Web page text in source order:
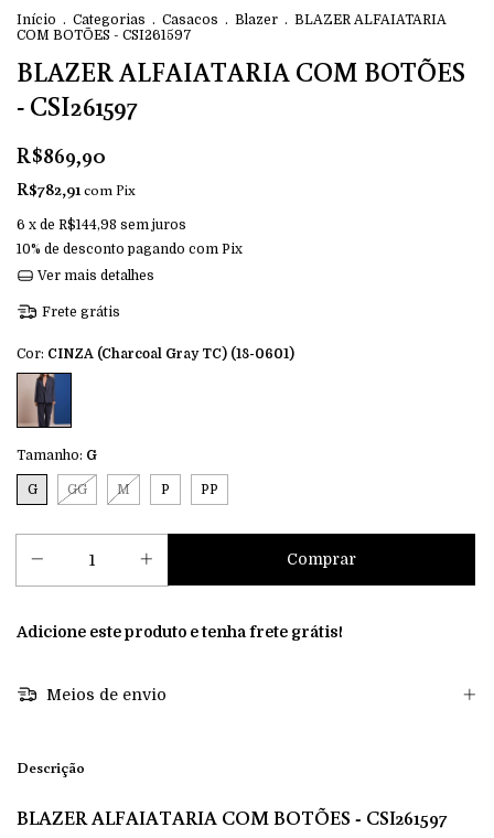
Início . Categorias . Casacos . Blazer . BLAZER ALFAIATARIA
COM BOTÕES - CSI261597
BLAZER ALFAIATARIA COM BOTÕES
- CSI261597
R$869,90
R$782,91comPix
6 x de R$144,98 sem juros
10% de desconto pagando com Pix
Ver mais detalhes
Frete grátis
Cor: CINZA (Charcoal Gray TC) (18-0601)
Tamanho: G
G GG M P PP
Adicione este produto etenha frete grátis!
Meios de envio
Descrição
BLAZER ALFAIATARIA COM BOTÕES - CSI261597